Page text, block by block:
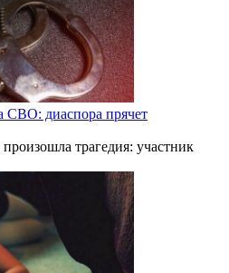
СВО: диаспора прячет
трагедия: участник